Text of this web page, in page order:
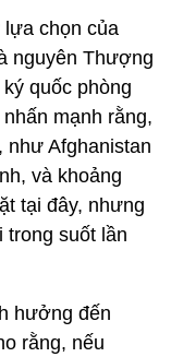
chọn của
nguyên Thượng
quốc phòng
mạnh rằng,
như Afghanistan
và khoảng
tại đây, nhưng
suốt lần
hưởng đến
rằng, nếu